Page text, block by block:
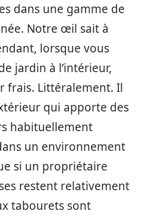
dans une gamme de
Notre œil sait à
lorsque vous
jardin à l’intérieur,
frais. Littéralement. Il
qui apporte des
habituellement
un environnement
si un propriétaire
restent relativement
tabourets sont